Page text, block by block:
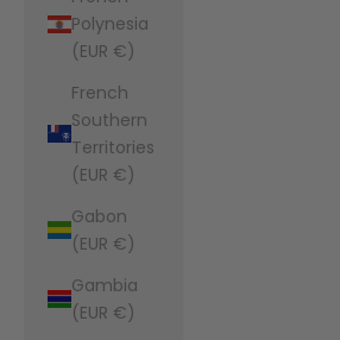
Polynesia
(EUR €)
French
Southern
Territories
(EUR €)
Gabon
(EUR €)
Gambia
(EUR €)